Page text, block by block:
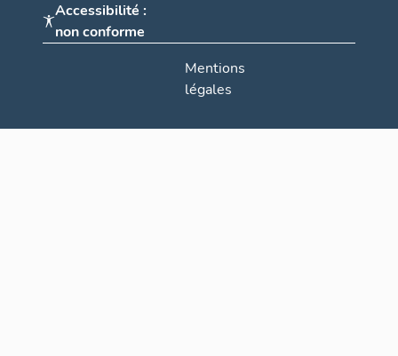
Accessibilité :
non conforme
Mentions
légales